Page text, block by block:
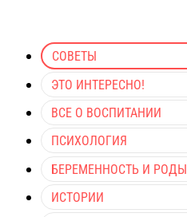
СОВЕТЫ
ЭТО ИНТЕРЕСНО!
ВСЕ О ВОСПИТАНИИ
ПСИХОЛОГИЯ
БЕРЕМЕННОСТЬ И РОДЫ
ИСТОРИИ